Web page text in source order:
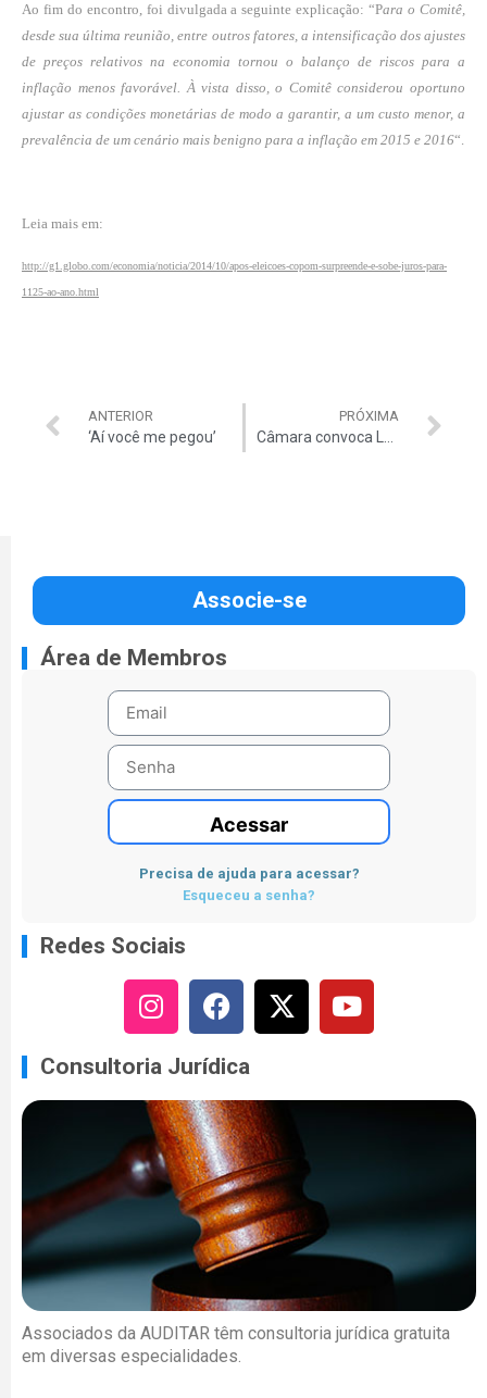
Ao fim do encontro, foi divulgada a seguinte explicação: “Para o Comitê,
desde sua última reunião, entre outros fatores, a intensificação dos ajustes
de preços relativos na economia tornou o balanço de riscos para a
inflação menos favorável. À vista disso, o Comitê considerou oportuno
ajustar as condições monetárias de modo a garantir, a um custo menor, a
prevalência de um cenário mais benigno para a inflação em 2015 e 2016“.
Leia mais em:
http://g1.globo.com/economia/noticia/2014/10/apos-eleicoes-copom-surpreende-e-sobe-juros-para-
1125-ao-ano.html
ANTERIOR
‘Aí você me pegou’
PRÓXIMA
Câmara convoca Lobão a depor
Associe-se
Área de Membros
Acessar
Precisa de ajuda para acessar?
Esqueceu a senha?
Redes Sociais
Consultoria Jurídica
Associados da AUDITAR têm consultoria jurídica gratuita
em diversas especialidades.